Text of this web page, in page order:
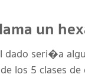
un
seri�a
los 5 clases